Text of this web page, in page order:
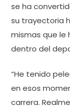
se ha
su trayectoria
mismas que le
dentro del
“He tenido
en esos
carrera.